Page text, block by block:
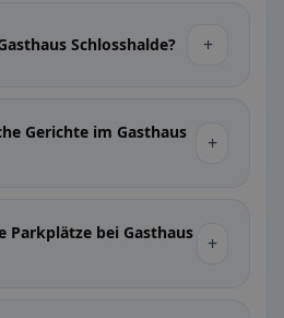
Schlosshalde? +
Gerichte im Gasthaus
+
Parkplätze bei Gasthaus
+